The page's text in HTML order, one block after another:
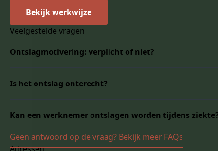
Bekijk werkwijze
Veelgestelde vragen
Ontslagmotivering: verplicht of niet?
het ontslag vrij te geven?
arbeidsovereenkomst.
De werkgever zal binnen de twee maanden na
dan zal de werkgever een boete moeten betalen van 2
Is het ontslag onterecht?
kennelijk onredelijk ontslag is het ontslag van een
onredelijk ontslag geldt alleen voor
Kan een werknemer ontslagen worden tijdens
Een van de belangrijkste misverstanden binnen het
Dit is niet correct.
Geen antwoord op de vraag? Bekijk meer FAQs
Adressen